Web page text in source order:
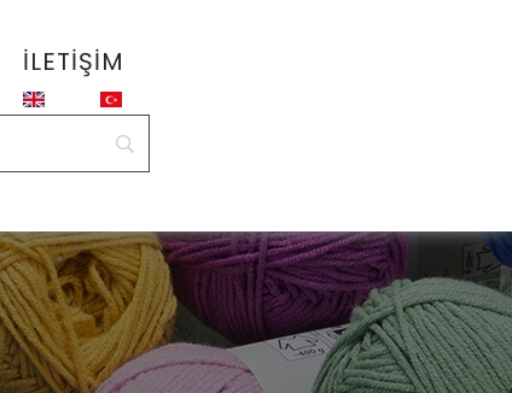
İLETIŞIM